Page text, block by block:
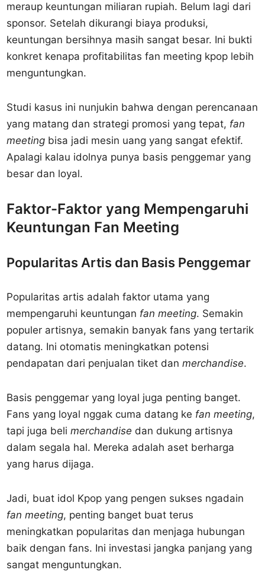
meraup keuntungan miliaran rupiah. Belum lagi dari
sponsor. Setelah dikurangi biaya produksi,
keuntungan bersihnya masih sangat besar. Ini bukti
konkret kenapa profitabilitas fan meeting kpop lebih
menguntungkan.
Studi kasus ini nunjukin bahwa dengan perencanaan
yang matang dan strategi promosi yang tepat, fan
meeting bisa jadi mesin uang yang sangat efektif.
Apalagi kalau idolnya punya basis penggemar yang
besar dan loyal.
Faktor-Faktor yang Mempengaruhi
Keuntungan Fan Meeting
Popularitas Artis dan Basis Penggemar
Popularitas artis adalah faktor utama yang
mempengaruhi keuntungan fan meeting. Semakin
populer artisnya, semakin banyak fans yang tertarik
datang. Ini otomatis meningkatkan potensi
pendapatan dari penjualan tiket danmerchandise.
Basis penggemar yang loyal juga penting banget.
Fans yang loyal nggak cuma datang ke fan meeting,
tapi juga belimerchandise dan dukung artisnya
dalam segala hal. Mereka adalah aset berharga
yang harus dijaga.
Jadi, buat idol Kpop yang pengen sukses ngadain
fan meeting, penting banget buat terus
meningkatkan popularitas dan menjaga hubungan
baik dengan fans. Ini investasi jangka panjang yang
sangat menguntungkan.